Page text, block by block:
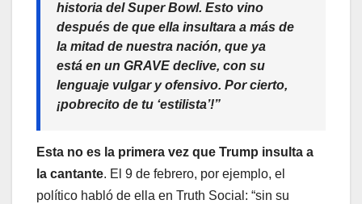
historia del Super Bowl. Esto vino
después de que ella insultara a más de
la mitad de nuestra nación, que ya
está en un GRAVE declive, con su
lenguaje vulgar y ofensivo. Por cierto,
¡pobrecito de tu ‘estilista’!”
Esta no es la primera vez que Trump insulta a
la cantante. El 9 de febrero, por ejemplo, el
político habló de ella en Truth Social: “sin su